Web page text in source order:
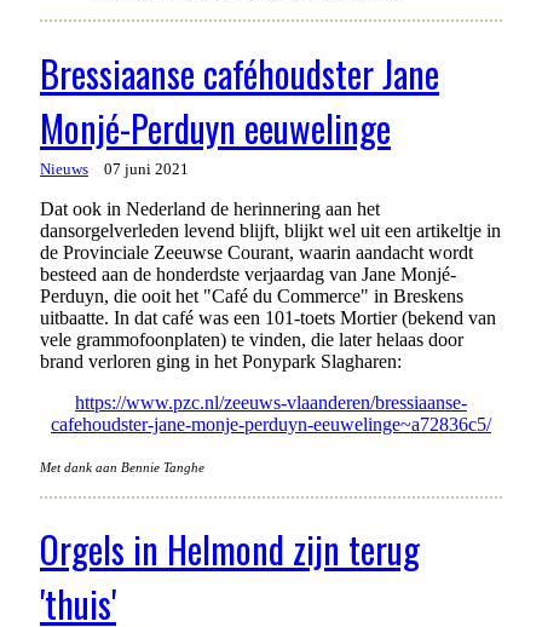
Bressiaanse caféhoudster Jane
Monjé-Perduyn eeuwelinge
Nieuws 07 juni 2021
Dat ook in Nederland de herinnering aan het
dansorgelverleden levend blijft, blijkt wel uit een artikeltje in
de Provinciale Zeeuwse Courant, waarin aandacht wordt
besteed aan de honderdste verjaardag van Jane Monjé-
Perduyn, die ooit het "Café du Commerce" in Breskens
uitbaatte. In dat café was een 101-toets Mortier (bekend van
vele grammofoonplaten) te vinden, die later helaas door
brand verloren ging in het Ponypark Slagharen:
https://www.pzc.nl/zeeuws-vlaanderen/bressiaanse-
cafehoudster-jane-monje-perduyn-eeuwelinge~a72836c5/
Met dank aan Bennie Tanghe
Orgels in Helmond zijn terug
'thuis'